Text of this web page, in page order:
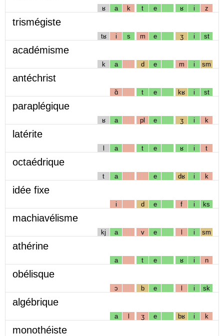
ʁ a k t e ʁ i z
trismégiste
tʁ i s m e ʒ i st
académisme
k a d e m i sm
antéchrist
ɑ̃ t e kʁ i st
paraplégique
ʁ a pl e ʒ i k
latérite
l a t e ʁ i t
octaédrique
t a e dʁ i k
idée fixe
i d e f i ks
machiavélisme
kj a v e l i sm
athérine
a t e ʁ i n
obélisque
ɔ b e l i sk
algébrique
a l ʒ e bʁ i k
monothéiste